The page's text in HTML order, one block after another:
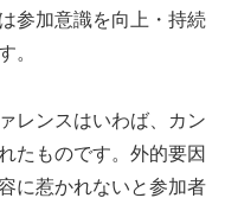
参加意識を向上・持続
。
レンスはいわば、カン
たものです。外的要因
に惹かれないと参加者